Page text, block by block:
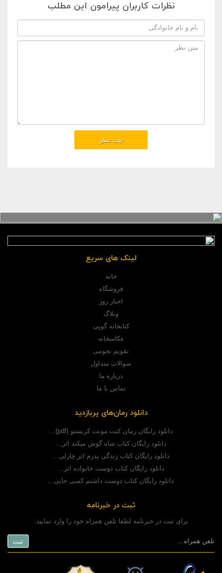
نظرات کاربران پیرامون این مطلب
لینک های سریع
خانه
فروشگاه
اخبار روز
وبلاگ
کتابخانه گوپی
عکاسخانه
تقویم نجومی
سوالات متداول
درباره ما
تماس با ما
دانلود رمان‌های پربازدید
دانلود رایگان رمان کنت مونت کریستو (pdf)...
دانلود رایگان کتاب شاه گوش میکند اثر...
دانلود رایگان کتاب زندگی پدرم اثر چارلی...
دانلود رایگان کتاب دوست خانواده اثر...
دانلود رایگان کتاب دوست داشتم کسی جایی...
ثبت در خبرنامه
برای ثبت در خبرنامه لطفا تلفن همراه خود را وارد نمایید: